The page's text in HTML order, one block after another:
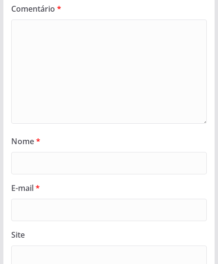
Comentário *
Nome*
E-mail*
Site